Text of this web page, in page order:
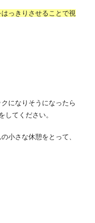
っきりさせることで視
になりそうになったら
してください。
小さな休憩をとって、